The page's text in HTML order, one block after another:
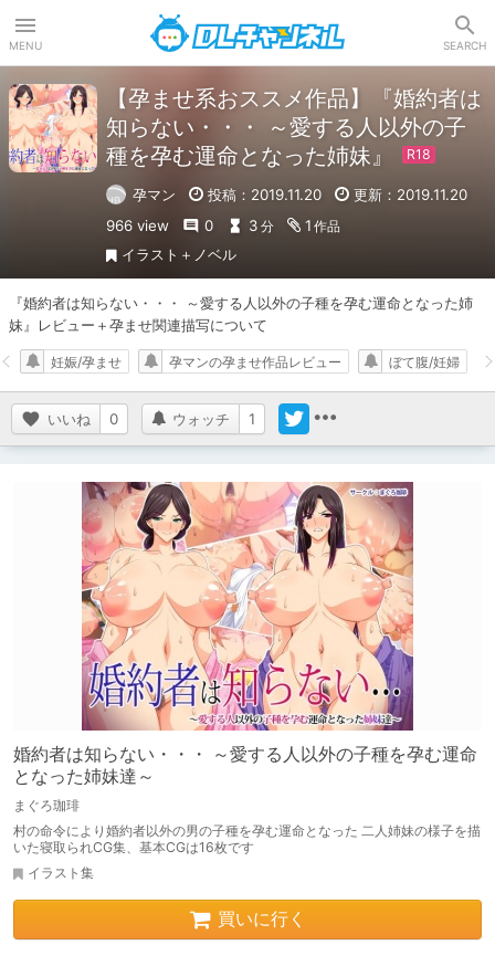
MENU SEARCH
【孕ませ系おススメ作品】『婚約者は
知らない・・・ ～愛する人以外の子
種を孕む運命となった姉妹』
孕マン 投稿：2019.11.20
更新：2019.11.20
966 view
0 3 分 1 作品
イラスト＋ノベル
『婚約者は知らない・・・ ～愛する人以外の子種を孕む運命となった姉
妹』レビュー＋孕ませ関連描写について
いいね 0 ウォッチ 1
妊娠/孕ませ 孕マンの孕ませ作品レビュー ぼて腹/妊婦
婚約者は知らない・・・ ～愛する人以外の子種を孕む運命
となった姉妹達～
まぐろ珈琲
村の命令により婚約者以外の男の子種を孕む運命となった 二人姉妹の様子を描
いた寝取られCG集、基本CGは16枚です
イラスト集
買いに行く